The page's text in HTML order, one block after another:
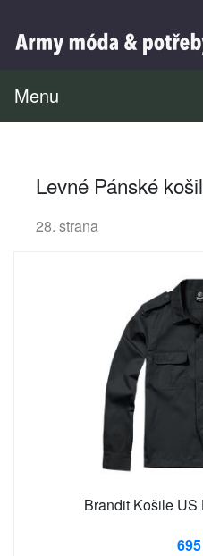
Menu
Levné Pánské
28. strana
Brandit Košile US